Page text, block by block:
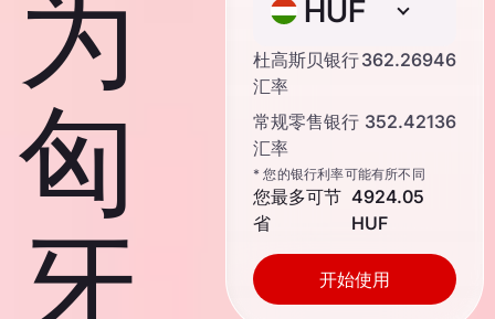
为
匈
牙
HUF
杜高斯贝银行
汇率
362.26946
常规零售银行
汇率
352.42136
* 您的银行利率可能有所不同
您最多可节
省
4924.05
HUF
开始使用